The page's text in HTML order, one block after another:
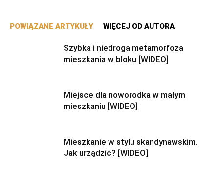
POWIĄZANE ARTYKUŁY WIĘCEJ OD AUTORA
Szybka i niedroga metamorfoza
mieszkania w bloku [WIDEO]
Miejsce dla noworodka w małym
mieszkaniu [WIDEO]
Mieszkanie w stylu skandynawskim.
Jak urządzić? [WIDEO]